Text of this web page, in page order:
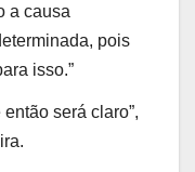
a causa
pois
isso.”
será claro”,